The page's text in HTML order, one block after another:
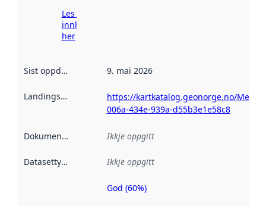
Les meir om
innhenting
her
Sist oppdatert 9. mai 2026
Landingsside
https://kartkatalog.geonorge.no/
006a-434e-939a-d55b3e1e58c8
Dokumentasjon Ikkje oppgitt
Datasettype Ikkje oppgitt
Metadatakvalitet
God (60%)